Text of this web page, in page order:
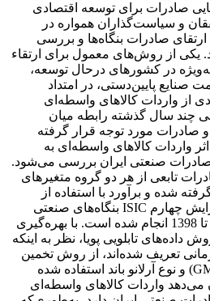
صادرات برای توسعه اقتصادی
و سیاست‌گذاران همواره در
صادرات بنگاه‌ها و بررسی
یکی از روش‌های معمول برای ارتقاء
در کشورهای درحال توسعه،
صنایع پایین‌دستی، در امتداد
از واردات کالاهای واسطه‌ای
چند سال گذشته رابطه میان
صادرات مورد توجه قرار گرفته
واردات کالاهای واسطه‌ای به
صادرات صنعتی ایران بررسی می‌شود.
تابعی از هر دو گروه متغیرهای
شده‌ و برآورد با استفاده از
داده‌های کدهای دورقمی ویرایش چهارم ISIC بنگاه‌های صنعتی
ایران طی دوره زمانی 1391 تا 1398 انجام شده است. با بهره‌گیری
داده‌های تابلویی پویا، نظر به اینکه
تعریف شده‌اند، از روش تخمین
گشتاورهای تعمیم یافته (GMM) و نوع آرلانو باند استفاده شده
می‌دهد واردات کالاهای واسطه‌ای